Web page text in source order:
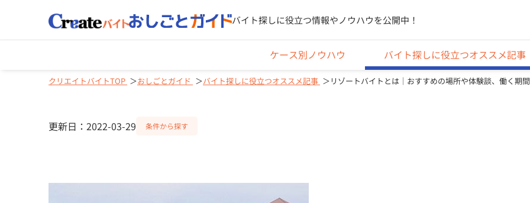
バイト探しに役立つ情報やノウハウを公開中！
ケース別ノウハウ バイト探しに役立つオススメ記事
クリエイトバイトTOP おしごとガイド バイト探しに役立つオススメ記事 リゾートバイトとは｜おすすめの場所や体験談、働く期
更新日：2022-03-29 条件から探す